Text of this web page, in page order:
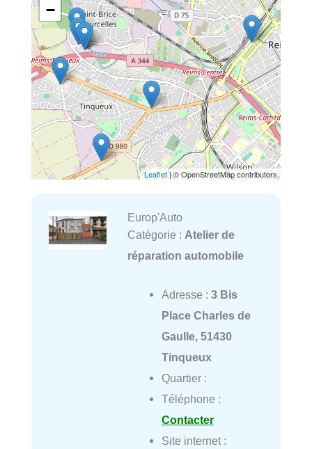
−
Leaflet| © OpenStreetMap contributors
Europ'Auto
Catégorie : Atelier de
réparation automobile
Adresse : 3 Bis
Place Charles de
Gaulle, 51430
Tinqueux
Quartier :
Téléphone :
Contacter
Site internet :